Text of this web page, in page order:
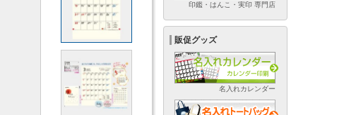
印鑑・はんこ・実印 専門店
販促グッズ
名入れカレンダー